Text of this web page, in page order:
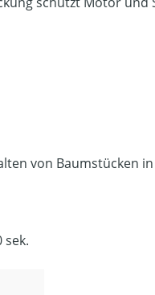
von Baumstücken
sek.